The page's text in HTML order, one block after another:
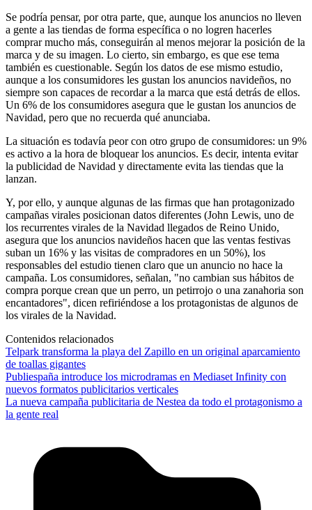
Se podría pensar, por otra parte, que, aunque los anuncios no lleven
a gente a las tiendas de forma específica o no logren hacerles
comprar mucho más, conseguirán al menos mejorar la posición de la
marca y de su imagen. Lo cierto, sin embargo, es que ese tema
también es cuestionable. Según los datos de ese mismo estudio,
aunque a los consumidores les gustan los anuncios navideños, no
siempre son capaces de recordar a la marca que está detrás de ellos.
Un 6% de los consumidores asegura que le gustan los anuncios de
Navidad, pero que no recuerda qué anunciaba.
La situación es todavía peor con otro grupo de consumidores: un 9%
es activo a la hora de bloquear los anuncios. Es decir, intenta evitar
la publicidad de Navidad y directamente evita las tiendas que la
lanzan.
Y, por ello, y aunque algunas de las firmas que han protagonizado
campañas virales posicionan datos diferentes (John Lewis, uno de
los recurrentes virales de la Navidad llegados de Reino Unido,
asegura que los anuncios navideños hacen que las ventas festivas
suban un 16% y las visitas de compradores en un 50%), los
responsables del estudio tienen claro que un anuncio no hace la
campaña. Los consumidores, señalan, "no cambian sus hábitos de
compra porque crean que un perro, un petirrojo o una zanahoria son
encantadores", dicen refiriéndose a los protagonistas de algunos de
los virales de la Navidad.
Contenidos relacionados
Telpark transforma la playa del Zapillo en un original aparcamiento
de toallas gigantes
Publiespaña introduce los microdramas en Mediaset Infinity con
nuevos formatos publicitarios verticales
La nueva campaña publicitaria de Nestea da todo el protagonismo a
la gente real